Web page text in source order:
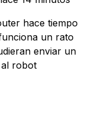
hace tiempo
un rato
enviar un
robot